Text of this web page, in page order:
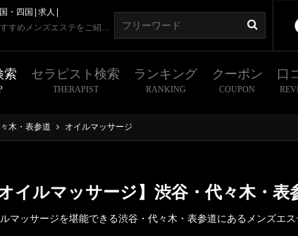
・四国
求人
【オイルマッサージあり】渋谷・代々木・表参道のおすすめメンズエステをご紹介！
索 セラピスト検索
THERAPIST
ランキング
RANKING
クーポン
COUPON
口
木・表参道 オイルマッサージ
オイルマッサージ】渋谷・代々木・
マッサージを堪能できる渋谷・代々木・表参道にあるメンズエス